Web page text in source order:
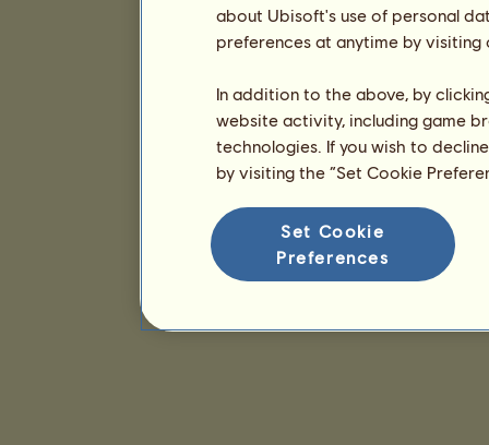
about Ubisoft's use of personal
preferences at anytime by
In addition to the above, by
website activity, including game
technologies. If you wish to
by visiting the “Set Cookie
Set Cookie
Preferences